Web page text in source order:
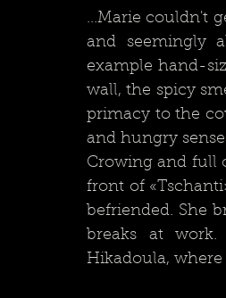
...Marie couldn't
and seemingly
example hand-
wall, the spicy
primacy to the
Crowing and full
front of
befriended. She
breaks at